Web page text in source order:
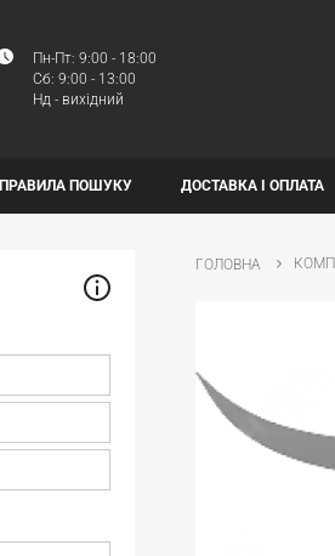
Пн-Пт: 9:00 - 18:00
Сб: 9:00 - 13:00
Нд - вихідний
ПРАВИЛА ПОШУКУ ДОСТАВКА І ОПЛАТА
ГОЛОВНА